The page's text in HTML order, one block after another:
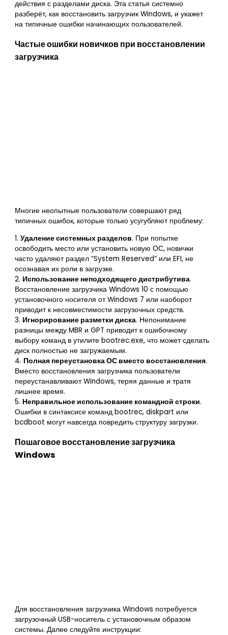
действия с разделами диска. Эта статья системно
разберёт, как восстановить загрузчик Windows, и укажет
на типичные ошибки начинающих пользователей.
Частые ошибки новичков при восстановлении
загрузчика
Многие неопытные пользователи совершают ряд
типичных ошибок, которые только усугубляют проблему:
1.Удаление системных разделов. При попытке
освободить место или установить новую ОС, новички
часто удаляют раздел “System Reserved” или EFI, не
осознавая их роли в загрузке.
2. Использование неподходящего дистрибутива.
Восстановление загрузчика Windows 10 с помощью
установочного носителя от Windows 7 или наоборот
приводит к несовместимости загрузочных средств.
3. Игнорирование разметки диска. Непонимание
разницы между MBR и GPT приводит к ошибочному
выбору команд в утилите bootrec.exe, что может сделать
диск полностью не загружаемым.
4. Полная переустановка ОС вместо восстановления.
Вместо восстановления загрузчика пользователи
переустанавливают Windows, теряя данные и тратя
лишнее время.
5. Неправильное использование командной строки.
Ошибки в синтаксисе команд bootrec, diskpart или
bcdboot могут навсегда повредить структуру загрузки.
Пошаговое восстановление загрузчика
Windows
Для восстановления загрузчика Windows потребуется
загрузочный USB-носитель с установочным образом
системы. Далее следуйте инструкции: